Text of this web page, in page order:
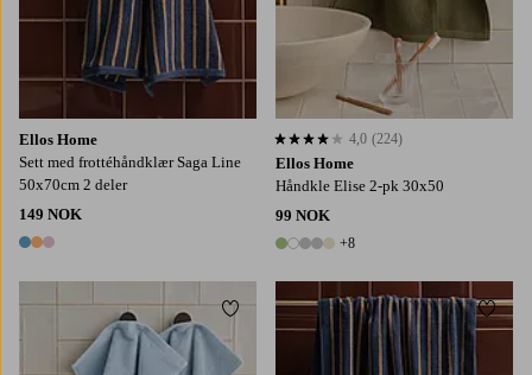
Ellos Home
Sett med frottéhåndklær Saga Line
50x70cm 2 deler
149 NOK
3 farger
Ellos Home
Håndkle Elise 2-pk 30x50
99 NOK
13 farger
+8
4,0 basert på 224 karaktergivninger
4,0 (224)
Legg til favoritter